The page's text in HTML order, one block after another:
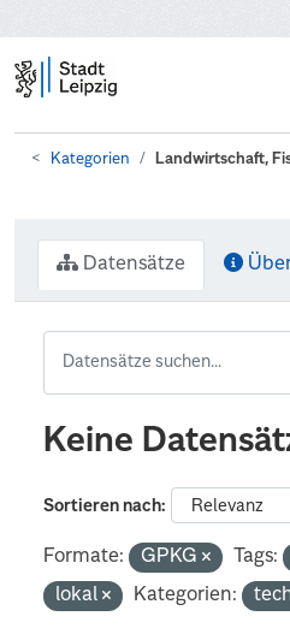
Kategorien Landwirtschaft,
Datensätze
Keine
Sortieren nach
Formate: GPKG Tags:
lokal
Kategorien: